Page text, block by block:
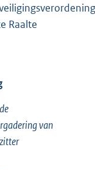
Raalte
van